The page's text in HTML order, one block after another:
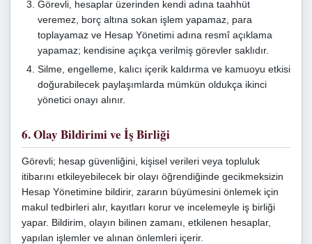
Görevli, hesaplar üzerinden kendi adına taahhüt
veremez, borç altına sokan işlem yapamaz, para
toplayamaz ve Hesap Yönetimi adına resmî açıklama
yapamaz; kendisine açıkça verilmiş görevler saklıdır.
Silme, engelleme, kalıcı içerik kaldırma ve kamuoyu etkisi
doğurabilecek paylaşımlarda mümkün oldukça ikinci
yönetici onayı alınır.
6. Olay Bildirimi ve İş Birliği
Görevli; hesap güvenliğini, kişisel verileri veya topluluk
itibarını etkileyebilecek bir olayı öğrendiğinde gecikmeksizin
Hesap Yönetimine bildirir, zararın büyümesini önlemek için
makul tedbirleri alır, kayıtları korur ve incelemeyle iş birliği
yapar. Bildirim, olayın bilinen zamanı, etkilenen hesaplar,
yapılan işlemler ve alınan önlemleri içerir.